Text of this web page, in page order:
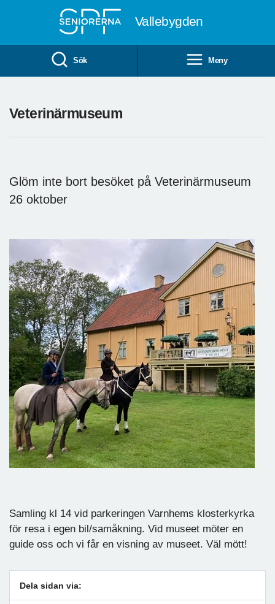
Vallebygden
Sök Meny
Veterinärmuseum
Glöm inte bort besöket på Veterinärmuseum
26 oktober
Samling kl 14 vid parkeringen Varnhems klosterkyrka
för resa i egen bil/samåkning. Vid museet möter en
guide oss och vi får en visning av museet. Väl mött!
Dela sidan via: